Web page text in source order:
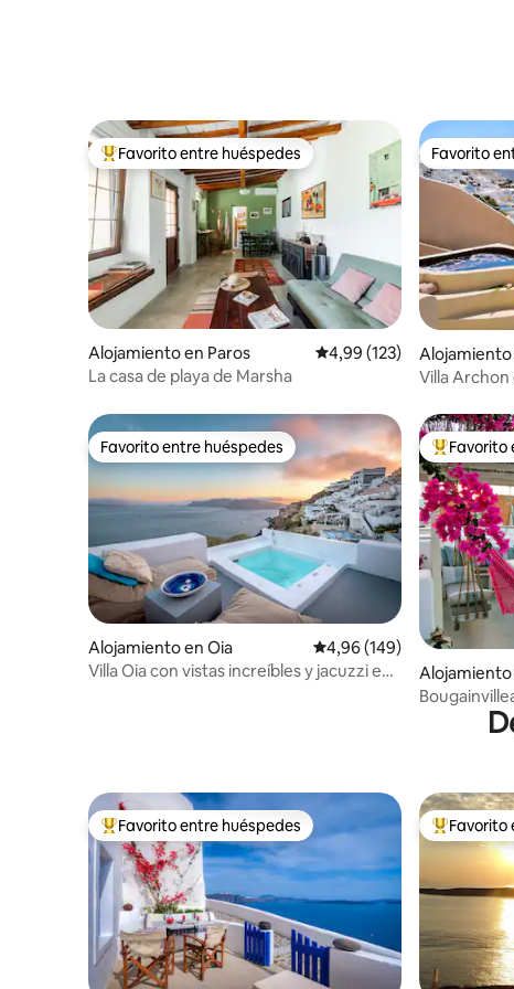
Favorito entre los huéspedes más destacados
Favorito entre huéspedes
Alojamiento en Paros Calificación promedio:
4,99 (123)
La casa de playa de Marsha
Favorito
Favorito
Alojamiento
Villa
Favorito entre huéspedes
Favorito entre huéspedes
Alojamiento en Oia Calificación promedio:
4,96 (149)
Villa Oia con vistas increíbles y jacuzzi en
Favorito
Favorito
Favorito entre los huéspedes más destacados
Favorito entre huéspedes Favorito
Favorito